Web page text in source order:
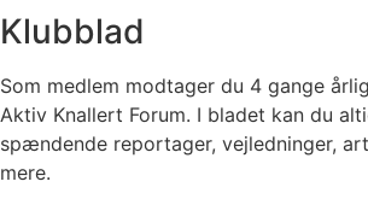
Klubblad
Som medlem modtager du 4 gange
Aktiv Knallert Forum. I bladet kan du
spændende reportager, vejledninger,
mere.